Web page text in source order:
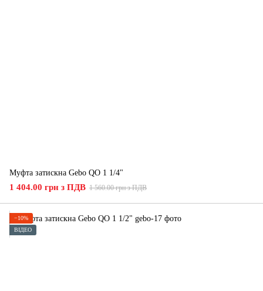
Муфта затискна Gebo QO 1 1/4"
1 404.00 грн з ПДВ 1 560.00 грн з ПДВ
−10%
ВІДЕО